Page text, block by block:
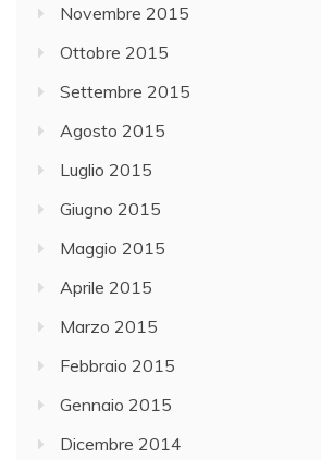
Novembre 2015
Ottobre 2015
Settembre 2015
Agosto 2015
Luglio 2015
Giugno 2015
Maggio 2015
Aprile 2015
Marzo 2015
Febbraio 2015
Gennaio 2015
Dicembre 2014